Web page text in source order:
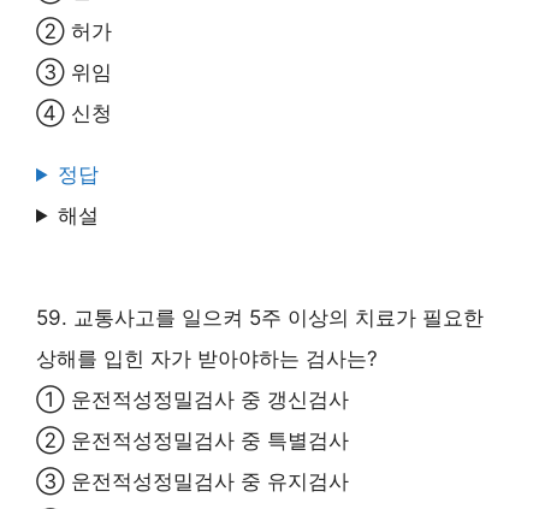
② 허가
③ 위임
④ 신청
정답
해설
59. 교통사고를 일으켜 5주 이상의 치료가 필요한
상해를 입힌 자가 받아야하는 검사는?
① 운전적성정밀검사 중 갱신검사
② 운전적성정밀검사 중 특별검사
③ 운전적성정밀검사 중 유지검사